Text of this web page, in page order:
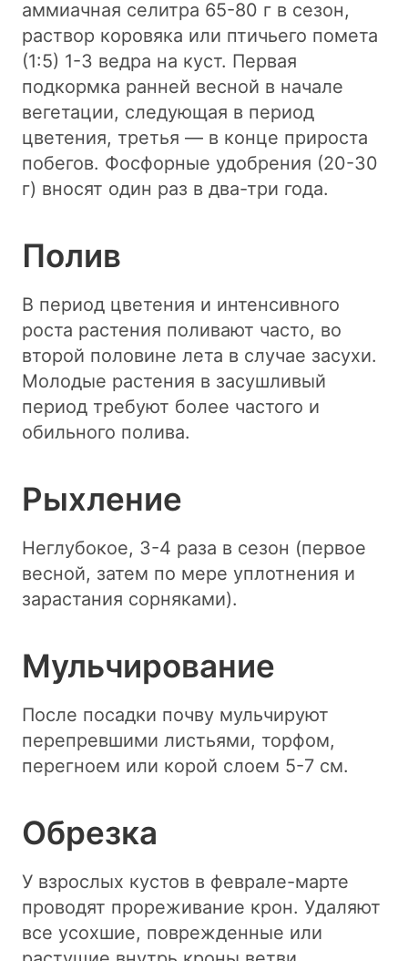
аммиачная селитра 65-80 г в сезон,
раствор коровяка или птичьего помета
(1:5) 1-3 ведра на куст. Первая
подкормка ранней весной в начале
вегетации, следующая в период
цветения, третья — в конце прироста
побегов. Фосфорные удобрения (20-30
г) вносят один раз в два-три года.
Полив
В период цветения и интенсивного
роста растения поливают часто, во
второй половине лета в случае засухи.
Молодые растения в засушливый
период требуют более частого и
обильного полива.
Рыхление
Неглубокое, 3-4 раза в сезон (первое
весной, затем по мере уплотнения и
зарастания сорняками).
Мульчирование
После посадки почву мульчируют
перепревшими листьями, торфом,
перегноем или корой слоем 5-7 см.
Обрезка
У взрослых кустов в феврале-марте
проводят прореживание крон. Удаляют
все усохшие, поврежденные или